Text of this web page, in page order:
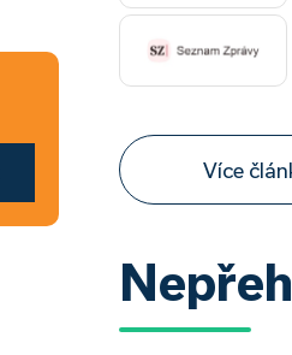
Více